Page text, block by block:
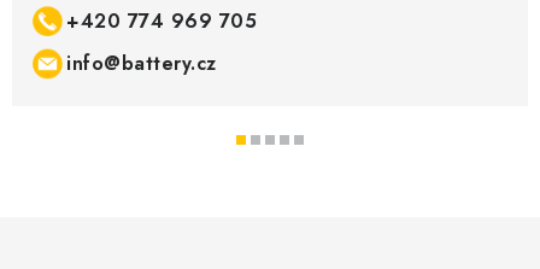
SPOTŘEBNÍ BATERIE
+420 774 969 705
info@battery.cz